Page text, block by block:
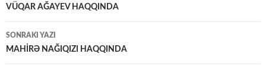
üzrə
naviqasiya
VÜQAR AĞAYEV HAQQINDA
SONRAKI YAZI
MAHİRƏ NAĞIQIZI HAQQINDA